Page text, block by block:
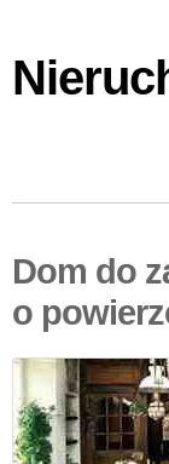
Dom do
o